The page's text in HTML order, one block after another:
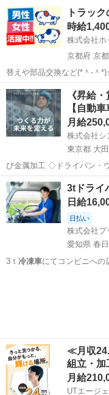
愛知 春日井市 ド
トラッ
時給
株式会社ホ
京都府 京
替えや部品交換など(*＾-＾
エンジニア…
京都 京都市 工場
《昇給
【自動
ス…
月給
株式会社シ
東京都 大
び金属加工 ◇ドライバン・
装車などの部品製…
東京 大田区 工場
3tドライ
日給
日払い
株式会社
愛知県 春
3ｔ 冷凍車にてコンビニへの
≪月収
組立・加
月給
UTエージ